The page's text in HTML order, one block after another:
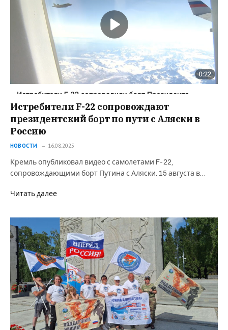
Истребители F-22 сопровождают
президентский борт по пути с Аляски в
Россию
НОВОСТИ 16.08.2025
Кремль опубликовал видео с самолетами F-22,
сопровождающими борт Путина с Аляски. 15 августа в…
Читать далее